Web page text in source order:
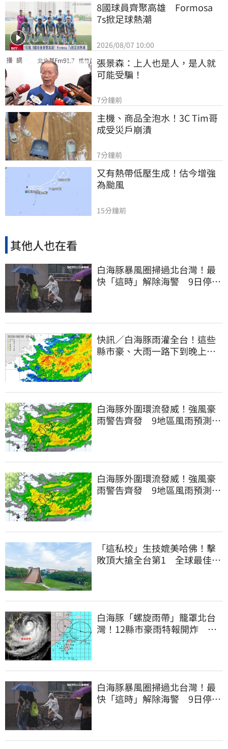
8國球員齊聚高雄　Formosa
7s掀足球熱潮
2026/08/07 10:00
張景森：上人也是人，是人就
可能受騙！
7分鐘前
主機、商品全泡水！3C Tim哥
成受災戶崩潰
7分鐘前
又有熱帶低壓生成！估今增強
為颱風
15分鐘前
其他人也在看
白海豚暴風圈掃過北台灣！最
快「這時」解除海警 9日停班
快訊／白海豚雨灌全台！這些
縣市豪、大雨一路下到晚上 3
白海豚外圍環流發威！強風豪
雨警告齊發 9地區風雨預測達
白海豚外圍環流發威！強風豪
雨警告齊發 9地區風雨預測達
「這私校」生技媲美哈佛！擊
敗頂大搶全台第1 全球最佳大
白海豚「螺旋雨帶」籠罩北台
灣！12縣市豪雨特報開炸 估
白海豚暴風圈掃過北台灣！最
快「這時」解除海警 9日停班